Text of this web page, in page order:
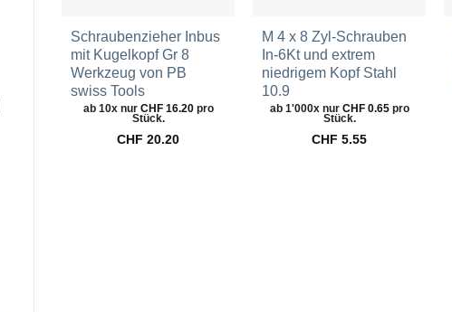
Schraubenzieher Inbus
mit Kugelkopf Gr 8
Werkzeug von PB
swiss Tools
ab 10x nur CHF16.20pro
Stück.
CHF 20.20
M 4 x 8 Zyl-Schrauben
In-6Kt und extrem
niedrigem Kopf Stahl
10.9
ab 1'000x nur CHF0.65pro
Stück.
CHF 5.55